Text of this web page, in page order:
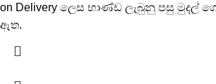
on Delivery ලෙස භාණ්ඩ ලැබුනු පසු මුදල්
ඇත.